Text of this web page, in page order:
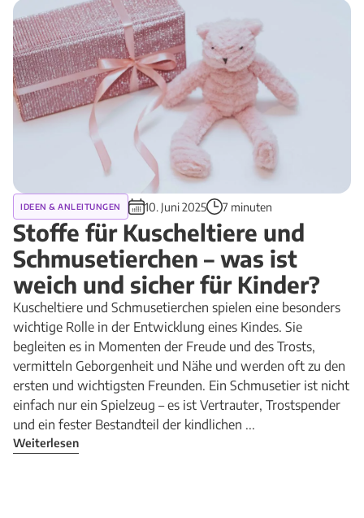
IDEEN & ANLEITUNGEN 10. Juni 2025 7 minuten
Stoffe für Kuscheltiere und
Schmusetierchen – was ist
weich und sicher für Kinder?
Kuscheltiere und Schmusetierchen spielen eine besonders
wichtige Rolle in der Entwicklung eines Kindes. Sie
begleiten es in Momenten der Freude und des Trosts,
vermitteln Geborgenheit und Nähe und werden oft zu den
ersten und wichtigsten Freunden. Ein Schmusetier ist nicht
einfach nur ein Spielzeug – es ist Vertrauter, Trostspender
und ein fester Bestandteil der kindlichen ...
Weiterlesen